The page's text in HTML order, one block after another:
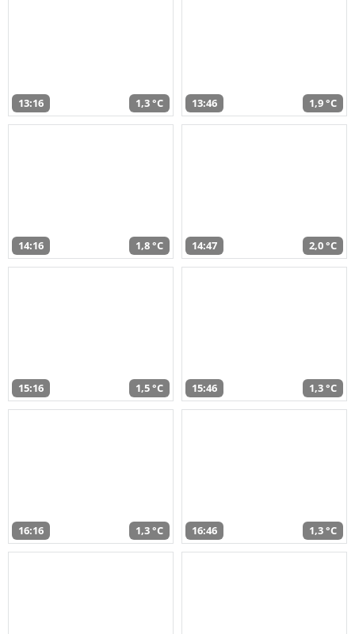
13:16 1,3 °C 13:46 1,9 °C
14:16 1,8 °C 14:47 2,0 °C
15:16 1,5 °C 15:46 1,3 °C
16:16 1,3 °C 16:46 1,3 °C